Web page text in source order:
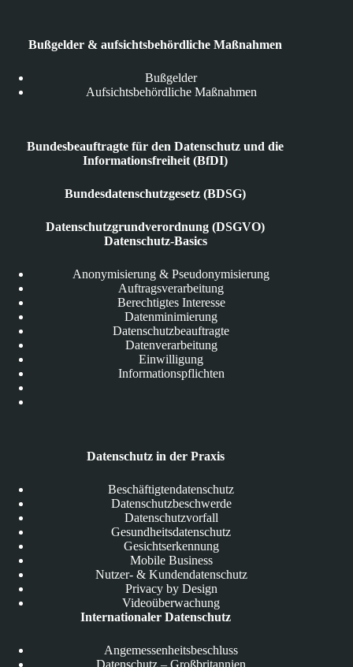
Bußgelder & aufsichtsbehördliche Maßnahmen
Bußgelder
Aufsichtsbehördliche Maßnahmen
Bundesbeauftragte für den Datenschutz und die
Informationsfreiheit (BfDI)
Bundesdatenschutzgesetz (BDSG)
Datenschutzgrundverordnung (DSGVO)
Datenschutz-Basics
Anonymisierung & Pseudonymisierung
Auftragsverarbeitung
Berechtigtes Interesse
Datenminimierung
Datenschutzbeauftragte
Datenverarbeitung
Einwilligung
Informationspflichten
Datenschutz in der Praxis
Beschäftigtendatenschutz
Datenschutzbeschwerde
Datenschutzvorfall
Gesundheitsdatenschutz
Gesichtserkennung
Mobile Business
Nutzer- & Kundendatenschutz
Privacy by Design
Videoüberwachung
Internationaler Datenschutz
Angemessenheitsbeschluss
Datenschutz – Großbritannien